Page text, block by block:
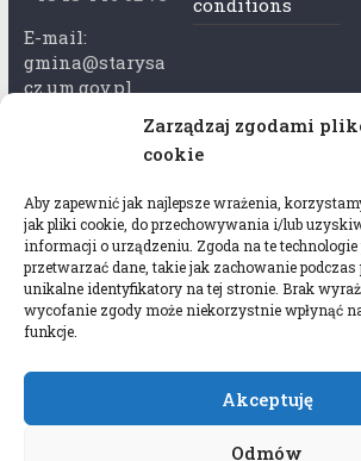
Zarządzaj zgodami
cookie
Aby zapewnić jak najlepsze wrażenia,
jak pliki cookie, do przechowywania i/lub
informacji o urządzeniu. Zgoda na te
przetwarzać dane, takie jak zachowanie podczas
unikalne identyfikatory na tej stronie. Brak
wycofanie zgody może niekorzystnie wpłynąć
funkcje.
Akceptuję
Odmów
E-mail:
gmina@starysa
cz.um.gov.pl
Adres skrzynki
rytka
Adres do e-
Doręczeń:
AEL-97528-
78647-USWGJ-
conditions